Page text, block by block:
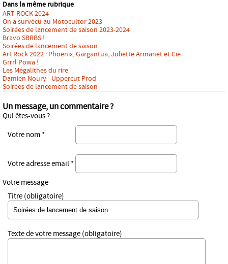
Dans la même rubrique
ART ROCK 2024
On a survécu au Motocultor 2023
Soirées de lancement de saison 2023-2024
Bravo SBRBS !
Soirées de lancement de saison
Art Rock 2022 : Phoenix, Gargantüa, Juliette Armanet et Cie
Grrrl Powa !
Les Mégalithes du rire
Damien Noury - Uppercut Prod
Soirées de lancement de saison
Un message, un commentaire ?
Qui êtes-vous ?
Votre nom *
Votre adresse email *
Votre message
Titre (obligatoire)
Texte de votre message (obligatoire)